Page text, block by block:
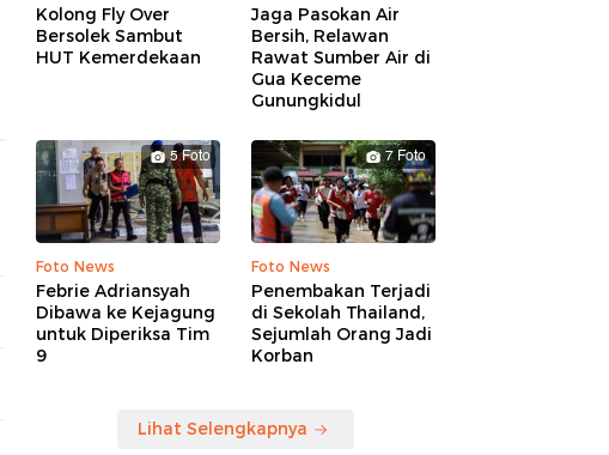
Kolong Fly Over
Bersolek Sambut
HUT Kemerdekaan
Jaga Pasokan Air
Bersih, Relawan
Rawat Sumber Air di
Gua Keceme
Gunungkidul
5 Foto
Foto News
Febrie Adriansyah
Dibawa ke Kejagung
untuk Diperiksa Tim
9
7 Foto
Foto News
Penembakan Terjadi
di Sekolah Thailand,
Sejumlah Orang Jadi
Korban
Lihat Selengkapnya